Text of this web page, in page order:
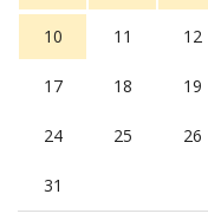
10 11 12
17 18 19
24 25 26
31